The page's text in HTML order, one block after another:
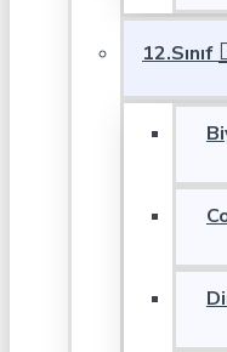
12.Sınıf